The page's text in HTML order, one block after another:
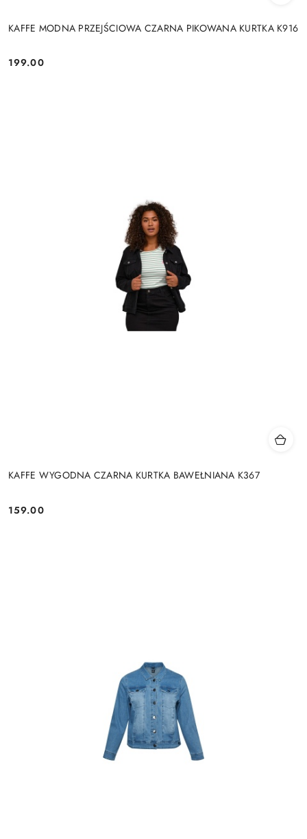
KAFFE MODNA PRZEJŚCIOWA CZARNA PIKOWANA KURTKA K916
Cena:
199.00
KAFFE WYGODNA CZARNA KURTKA BAWEŁNIANA K367
Cena:
159.00